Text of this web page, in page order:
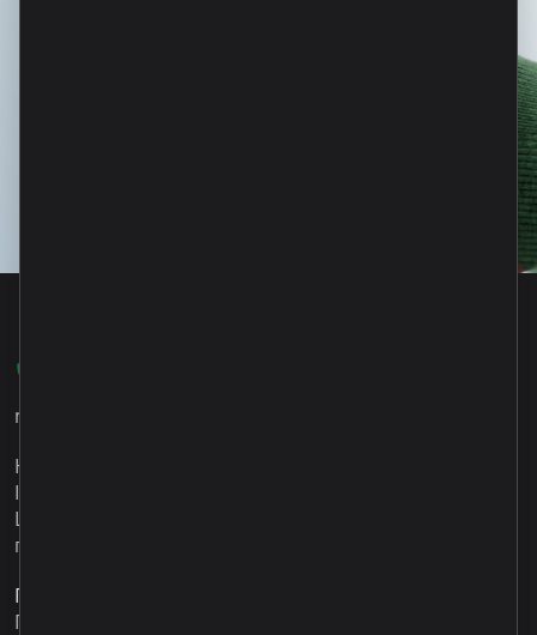
microinvest@microinvest.md
НКО Microinvest ООО
IDNO 1003600053518
Центральный офис: Республика Молдова, Кишинёв,
пр-т Ренаштерий Национале, 12
График Работы:
Понедельник – Пятница 09:00 - 18:00